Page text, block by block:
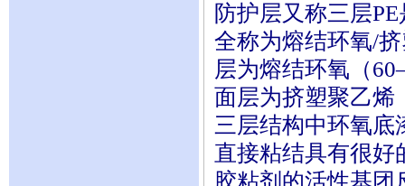
防护层又称三层
全称为熔结环氧/
层为熔结环氧（
面层为挤塑聚乙烯
三层结构中环氧底
直接粘结具有很好
胶粘剂的活性基团